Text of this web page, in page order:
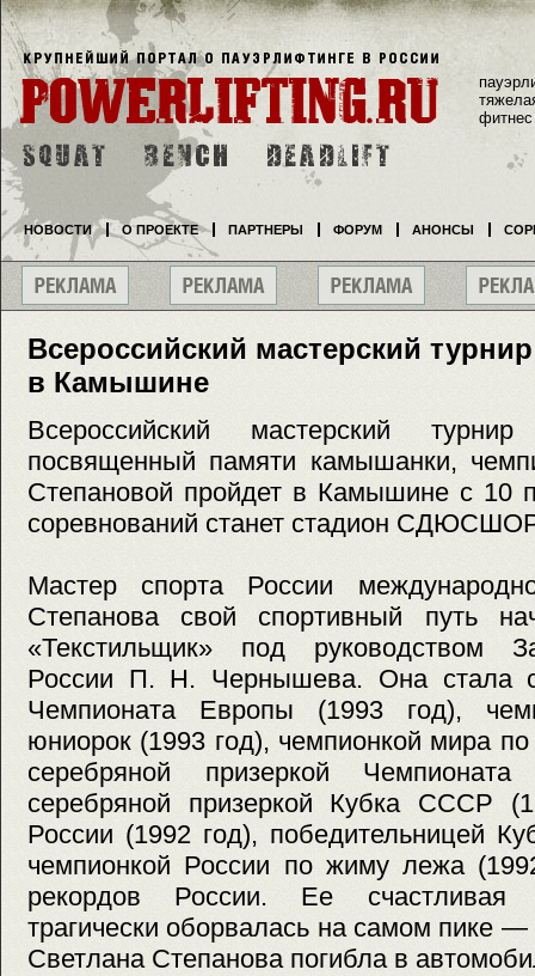
Всероссийский мастерский
в Камышине
Всероссийский мастерский
посвященный памяти камышанки,
Степановой пройдет в Камышине с 10
соревнований станет стадион
Мастер спорта России
Степанова свой спортивный путь
«Текстильщик» под руководством
России П. Н. Чернышева. Она стала
Чемпионата Европы (1993 год),
юниорок (1993 год), чемпионкой мира
серебряной призеркой
серебряной призеркой Кубка СССР
России (1992 год), победительницей
чемпионкой России по жиму лежа
рекордов России. Ее счастливая
трагически оборвалась на самом пике —
Светлана Степанова погибла в
фитнес
НОВОСТИ О ПРОЕКТЕ ПАРТНЕРЫ ФОРУМ АНОНСЫ